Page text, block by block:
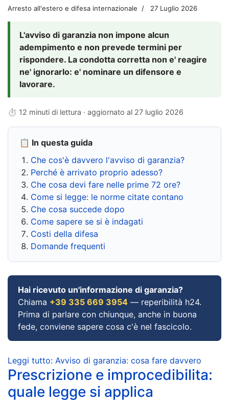
Arresto all'estero e difesa internazionale 27 Luglio 2026
L'avviso di garanzia non impone alcun
adempimento e non prevede termini per
rispondere. La condotta corretta non e' reagire
ne' ignorarlo: e' nominare un difensore e
lavorare.
⏱ 12 minuti di lettura · aggiornato al 27 luglio 2026
📋 In questa guida
Che cos'è davvero l'avviso di garanzia?
Perché è arrivato proprio adesso?
Che cosa devi fare nelle prime 72 ore?
Come si legge: le norme citate contano
Che cosa succede dopo
Come sapere se si è indagati
Costi della difesa
Domande frequenti
Hai ricevuto un'informazione di garanzia?
Chiama +39 335 669 3954 — reperibilità h24.
Prima di parlare con chiunque, anche in buona
fede, conviene sapere cosa c'è nel fascicolo.
Leggi tutto: Avviso di garanzia: cosa fare davvero
Prescrizione e improcedibilita:
quale legge si applica